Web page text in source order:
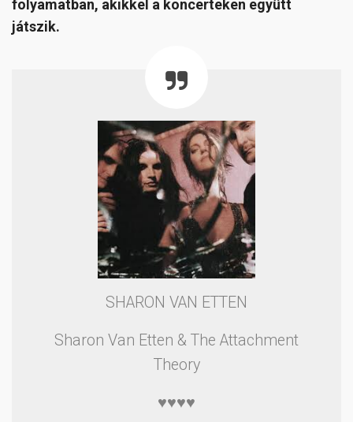
folyamatban, akikkel a koncerteken együtt
játszik.
SHARON VAN ETTEN
Sharon Van Etten & The Attachment
Theory
♥♥♥♥